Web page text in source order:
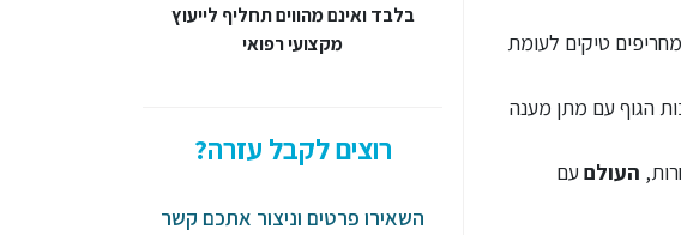
טיקים לעומת
הגוף עם מתן מענה
העולם עם
בלבד ואינם מהווים תחליף לייעוץ
מקצועי רפואי
רוצים לקבל עזרה?
השאירו פרטים וניצור אתכם קשר